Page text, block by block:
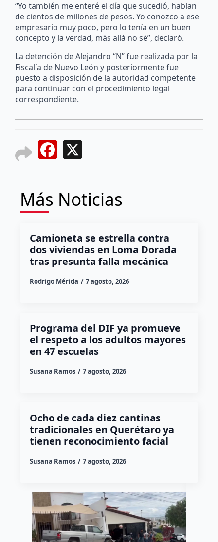
“Yo también me enteré el día que sucedió, hablan
de cientos de millones de pesos. Yo conozco a ese
empresario muy poco, pero lo tenía en un buen
concepto y la verdad, más allá no sé”, declaró.
La detención de Alejandro “N” fue realizada por la
Fiscalía de Nuevo León y posteriormente fue
puesto a disposición de la autoridad competente
para continuar con el procedimiento legal
correspondiente.
Facebook
Más Noticias
Camioneta se estrella contra
dos viviendas en Loma Dorada
tras presunta falla mecánica
Rodrigo Mérida 7 agosto, 2026
Programa del DIF ya promueve
el respeto a los adultos mayores
en 47 escuelas
Susana Ramos 7 agosto, 2026
Ocho de cada diez cantinas
tradicionales en Querétaro ya
tienen reconocimiento facial
Susana Ramos 7 agosto, 2026